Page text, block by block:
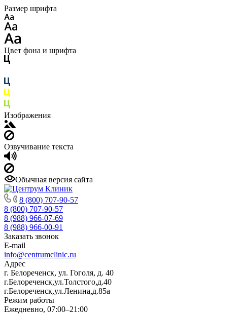
Размер шрифта
Цвет фона и шрифта
Изображения
Озвучивание текста
Обычная версия сайта
8 (800) 707-90-57
8 (800) 707-90-57
8 (988) 966-07-69
8 (988) 966-00-91
Заказать звонок
E-mail
info@centrumclinic.ru
Адрес
г. Белореченск, ул. Гоголя, д. 40
г.Белореченск,ул.Толстого,д.40
г.Белореченск,ул.Ленина,д.85а
Режим работы
Ежедневно, 07:00–21:00